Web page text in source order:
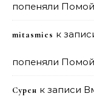
попеняли
mitasmies к
попеняли
Сурен к записи